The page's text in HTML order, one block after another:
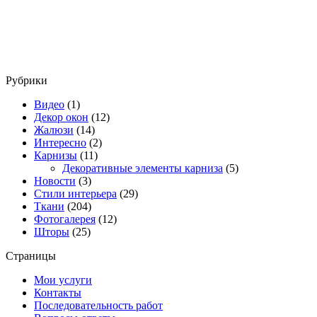
Рубрики
Видео (1)
Декор окон (12)
Жалюзи (14)
Интересно (2)
Карнизы (11)
Декоративные элементы карниза (5)
Новости (3)
Стили интерьера (29)
Ткани (204)
Фотогалерея (12)
Шторы (25)
Страницы
Мои услуги
Контакты
Последовательность работ